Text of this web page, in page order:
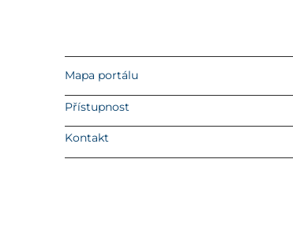
Mapa portálu
Přístupnost
Kontakt